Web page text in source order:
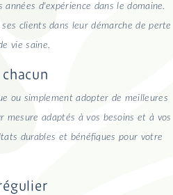
d'expérience dans le domaine.
clients dans leur démarche de perte
vie saine.
ou simplement adopter de meilleures
mesure adaptés à vos besoins et à vos
durables et bénéfiques pour votre